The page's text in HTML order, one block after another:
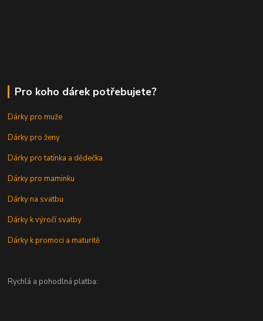
Pro koho dárek potřebujete?
Dárky pro muže
Dárky pro ženy
Dárky pro tatínka a dědečka
Dárky pro maminku
Dárky na svatbu
Dárky k výročí svatby
Dárky k promoci a maturitě
Rychlá a pohodlná platba: